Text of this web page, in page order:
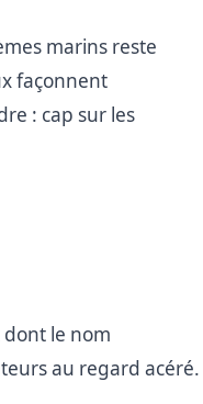
marins reste
façonnent
: cap sur les
le nom
au regard acéré.